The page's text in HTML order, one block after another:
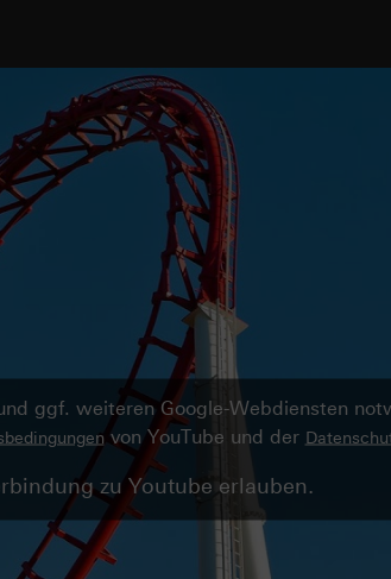
ggf. weiteren Google-Webdiensten
von YouTube und der
zu Youtube erlauben.